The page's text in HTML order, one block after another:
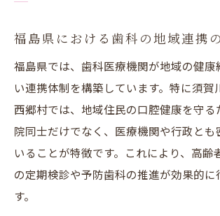
福島県における歯科の地域連携
福島県では、歯科医療機関が地域の健康
い連携体制を構築しています。特に須賀
西郷村では、地域住民の口腔健康を守る
院同士だけでなく、医療機関や行政とも
いることが特徴です。これにより、高齢
の定期検診や予防歯科の推進が効果的に
す。